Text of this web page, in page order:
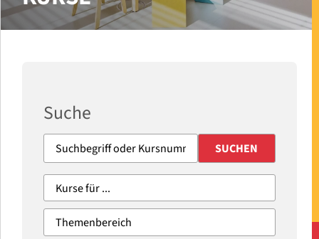
Suche
SUCHEN